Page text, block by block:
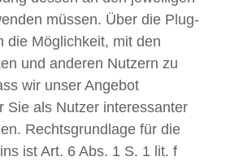
müssen. Über die Plug-
die Möglichkeit, mit den
und anderen Nutzern zu
wir unser Angebot
Sie als Nutzer interessanter
Rechtsgrundlage für die
ist Art. 6 Abs. 1 S. 1 lit. f